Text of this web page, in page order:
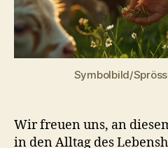
Symbolbild/
Wir freuen uns, an
in den Alltag des